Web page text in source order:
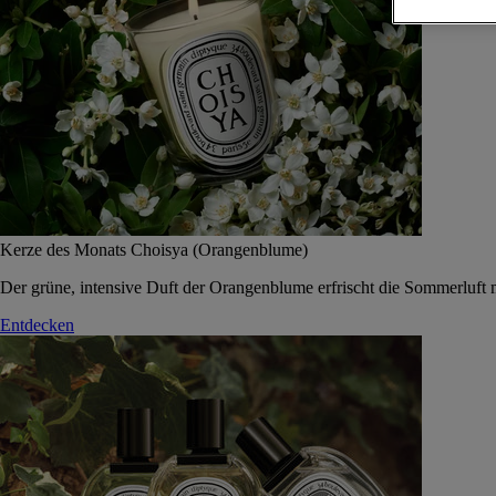
Kerze des Monats Choisya (Orangenblume)
Der grüne, intensive Duft der Orangenblume erfrischt die Sommerluft
Entdecken